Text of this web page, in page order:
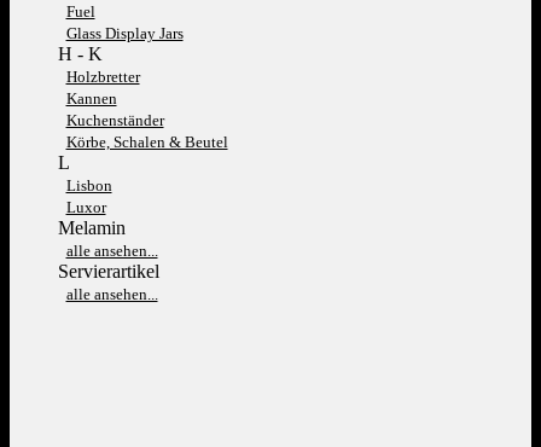
Fuel
Glass Display Jars
H - K
Holzbretter
Kannen
Kuchenständer
Körbe, Schalen & Beutel
L
Lisbon
Luxor
Melamin
alle ansehen...
Servierartikel
alle ansehen...